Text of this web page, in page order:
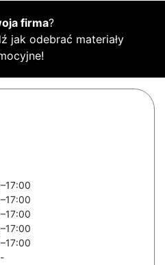
firma?
jak odebrać materiały
-